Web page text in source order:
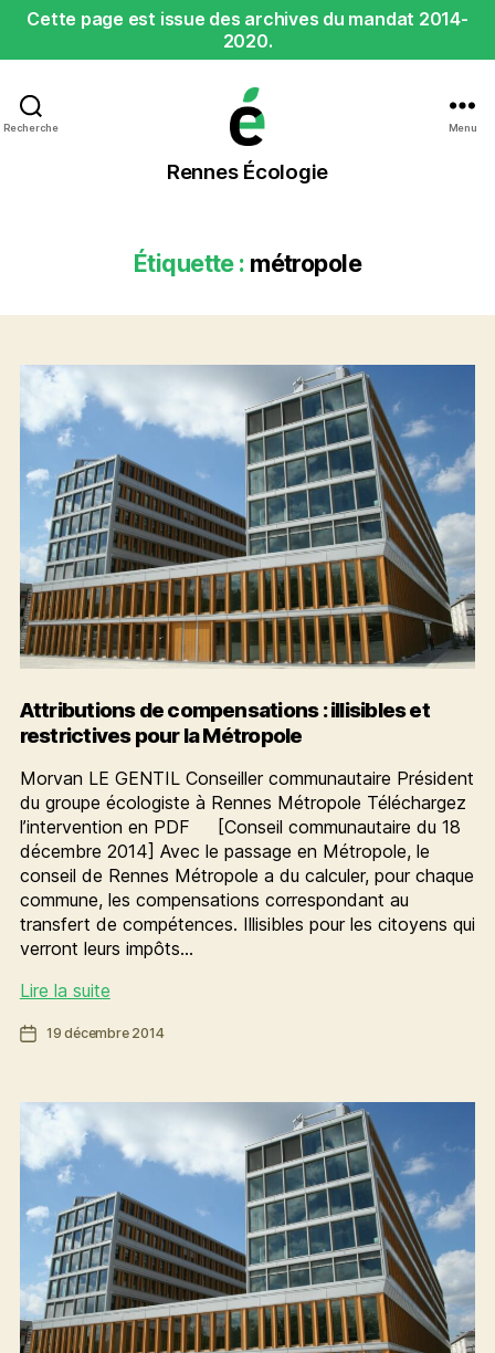
Cette page est issue des archives du mandat 2014-
2020.
Recherche
Rennes
Écologie
Rennes Écologie
Menu
Étiquette : métropole
Attributions de compensations : illisibles et
restrictives pour la Métropole
Morvan LE GENTIL Conseiller communautaire Président
du groupe écologiste à Rennes Métropole Téléchargez
l’intervention en PDF [Conseil communautaire du 18
décembre 2014] Avec le passage en Métropole, le
conseil de Rennes Métropole a du calculer, pour chaque
commune, les compensations correspondant au
transfert de compétences. Illisibles pour les citoyens qui
verront leurs impôts…
Lire la suiteAttributions
compensations
restrictives
pour
Métropole
Date19 décembre 2014